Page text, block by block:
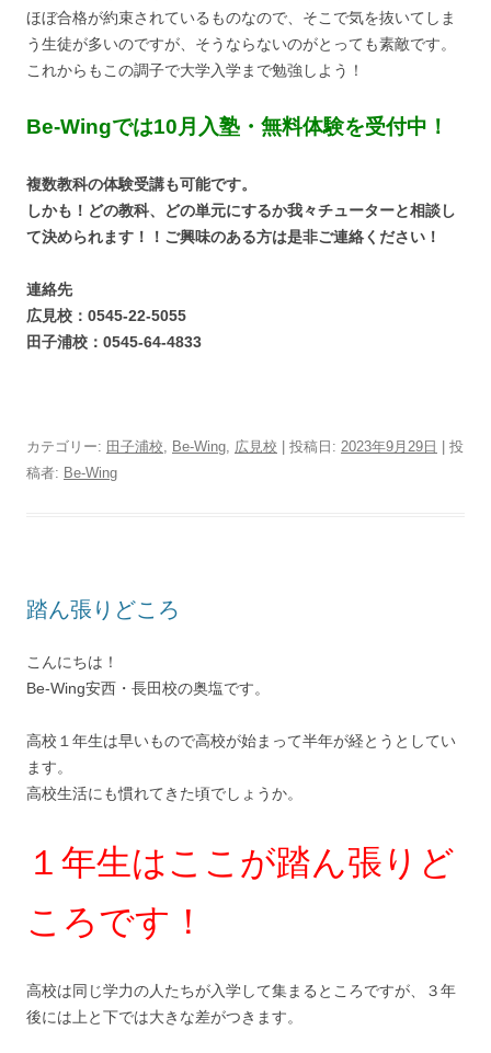
ほぼ合格が約束されているものなので、そこで気を抜いてしま
う生徒が多いのですが、そうならないのがとっても素敵です。
これからもこの調子で大学入学まで勉強しよう！
Be-Wingでは10月入塾・無料体験を受付中！
複数教科の体験受講も可能です。
しかも！どの教科、どの単元にするか我々チューターと相談し
て決められます！！ご興味のある方は是非ご連絡ください！
連絡先
広見校：0545-22-5055
田子浦校：0545-64-4833
カテゴリー: 田子浦校, Be-Wing, 広見校 | 投稿日: 2023年9月29日
投
稿者: Be-Wing
踏ん張りどころ
こんにちは！
Be-Wing安西・長田校の奥塩です。
高校１年生は早いもので高校が始まって半年が経とうとしてい
ます。
高校生活にも慣れてきた頃でしょうか。
１年生はここが踏ん張りど
ころです！
高校は同じ学力の人たちが入学して集まるところですが、３年
後には上と下では大きな差がつきます。